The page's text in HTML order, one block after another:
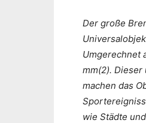
Der große
Umgerechnet
mm(2).
machen das
wie Städte